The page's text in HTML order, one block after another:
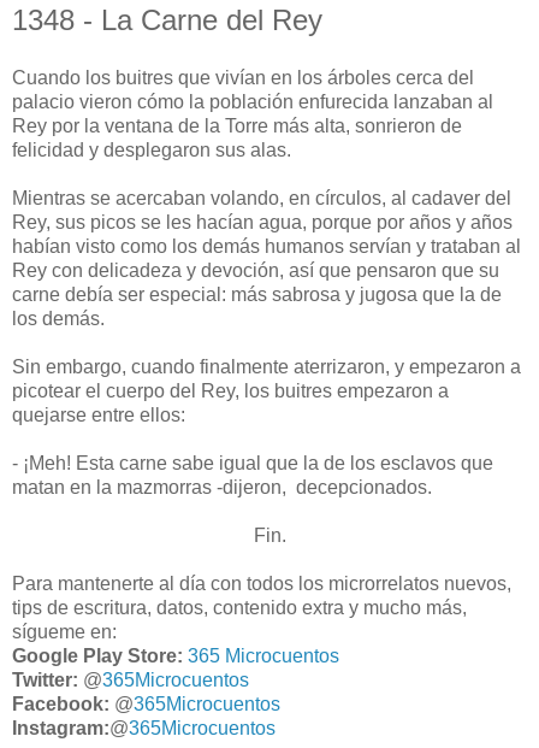
1348 - La Carne del Rey
Cuando los buitres que vivían en los árboles cerca del
palacio vieron cómo la población enfurecida lanzaban al
Rey por la ventana de la Torre más alta, sonrieron de
felicidad y desplegaron sus alas.
Mientras se acercaban volando, en círculos, al cadaver del
Rey, sus picos se les hacían agua, porque por años y años
habían visto como los demás humanos servían y trataban al
Rey con delicadeza y devoción, así que pensaron que su
carne debía ser especial: más sabrosa y jugosa que la de
los demás.
Sin embargo, cuando finalmente aterrizaron, y empezaron a
picotear el cuerpo del Rey, los buitres empezaron a
quejarse entre ellos:
- ¡Meh! Esta carne sabe igual que la de los esclavos que
matan en la mazmorras -dijeron, decepcionados.
Fin.
Para mantenerte al día con todos los microrrelatos nuevos,
tips de escritura, datos, contenido extra y mucho más,
sígueme en:
Google Play Store: 365 Microcuentos
Twitter: @365Microcuentos
Facebook: @365Microcuentos
Instagram:@365Microcuentos